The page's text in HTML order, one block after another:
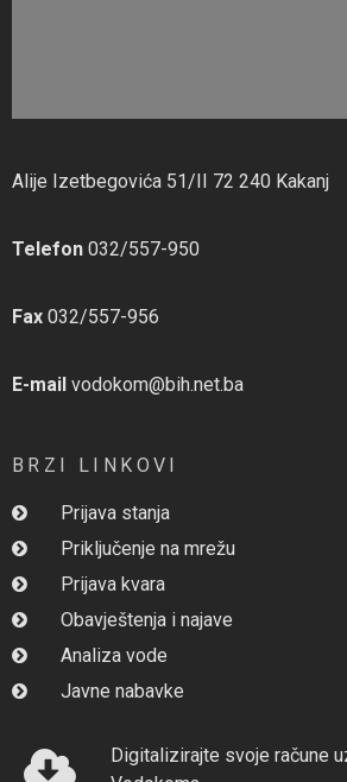
Alije Izetbegovića 51/II 72 240 Kakanj
Telefon 032/557-950
Fax 032/557-956
E-mail vodokom@bih.net.ba
BRZI LINKOVI
Prijava stanja
Priključenje na mrežu
Prijava kvara
Obavještenja i najave
Analiza vode
Javne nabavke
Digitalizirajte svoje račune